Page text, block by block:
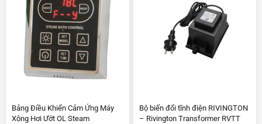
Bảng Điều Khiển Cảm Ứng Máy
Xông Hơi Ướt OL Steam
Bộ biến đổi tĩnh điện RIVINGTON
– Rivington Transformer RVTT